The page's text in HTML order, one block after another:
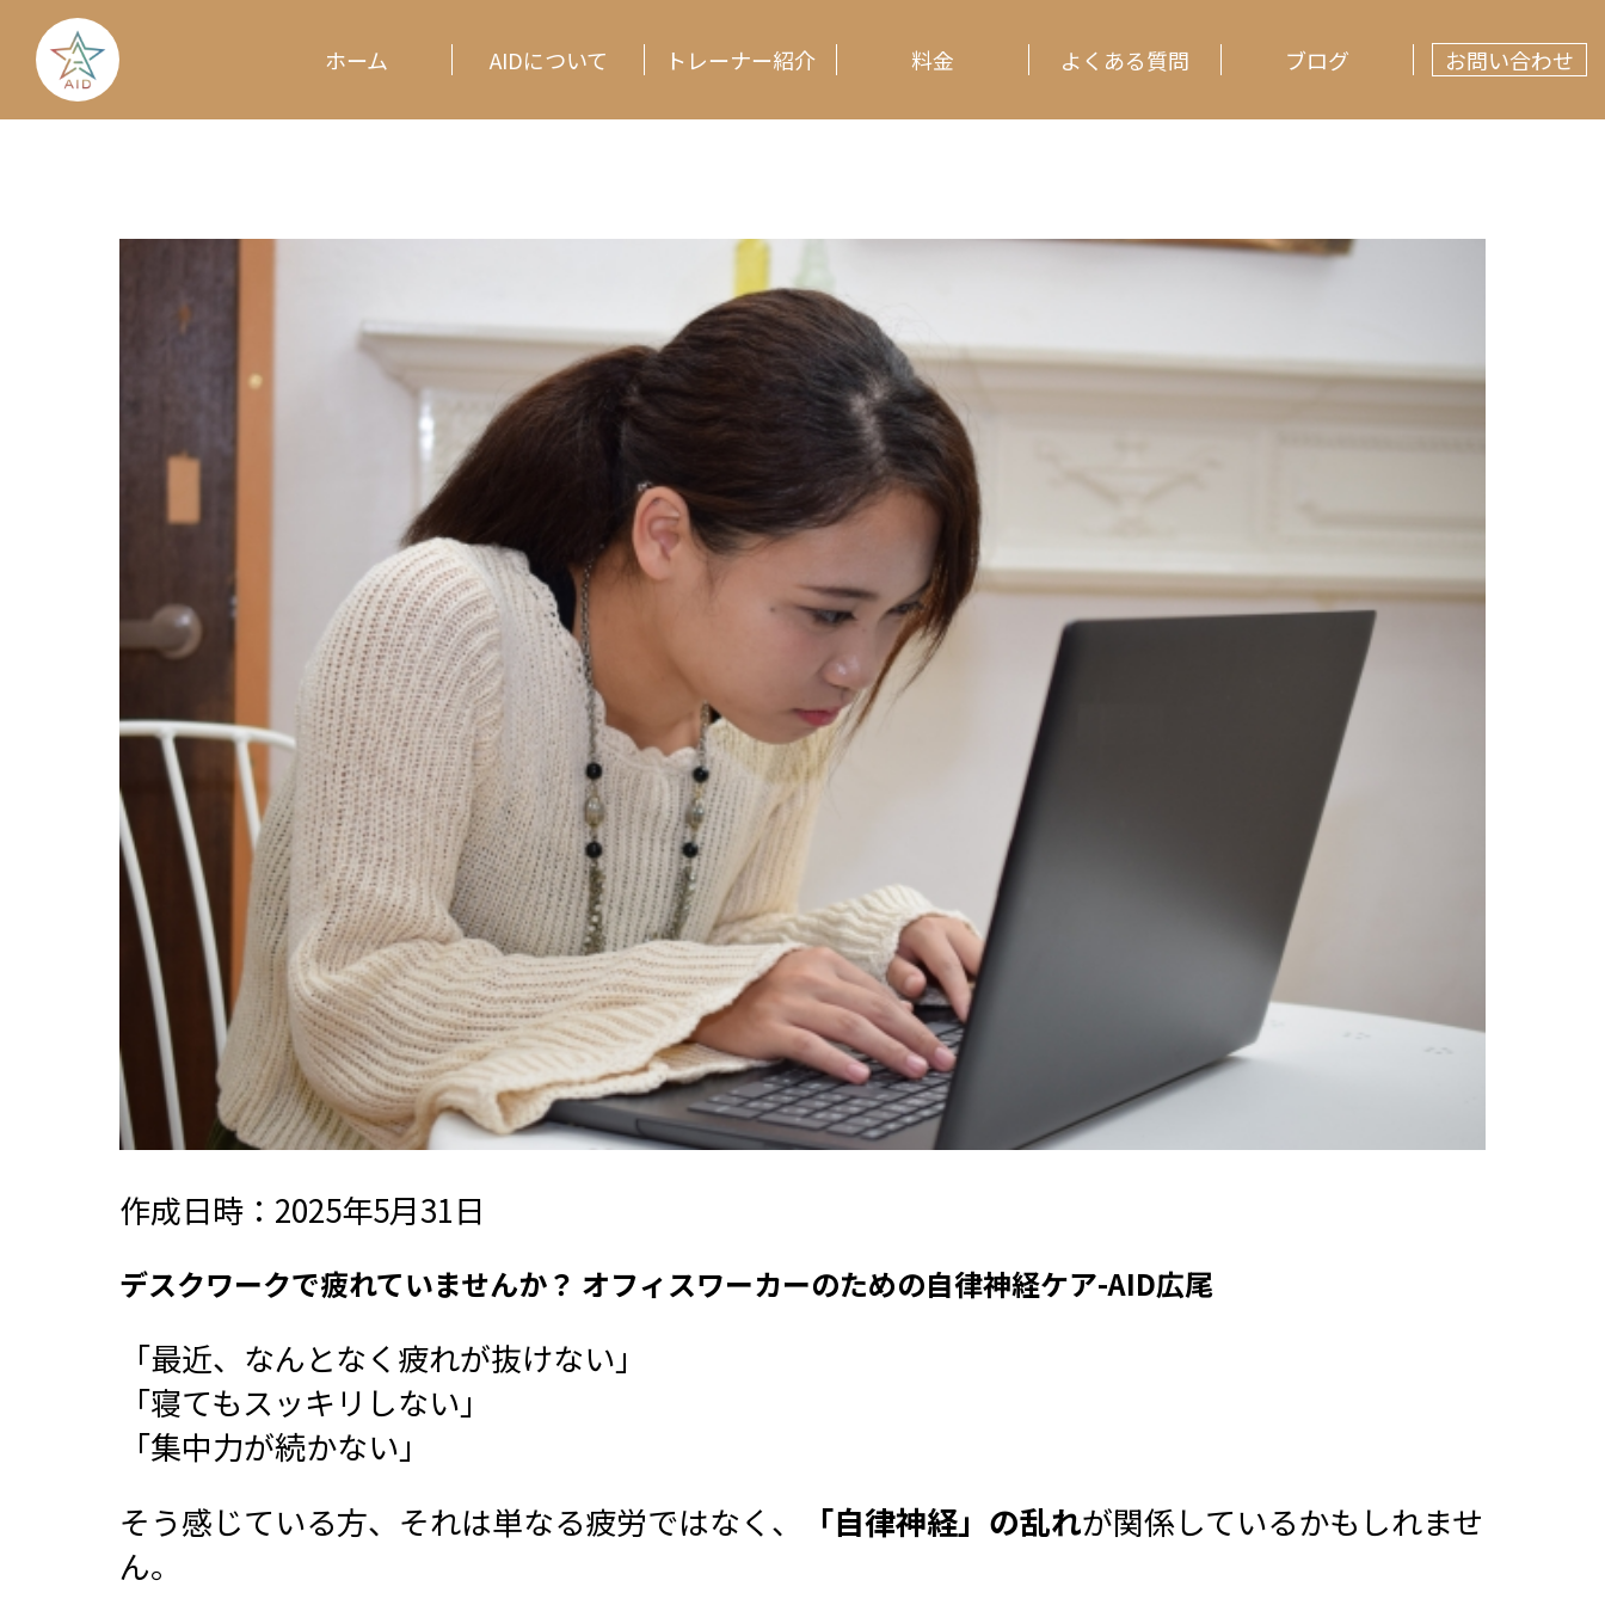
ホーム AIDについて トレーナー紹介 料金 よくある質問 ブログ お問い合わせ
作成日時：2025年5月31日
デスクワークで疲れていませんか？ オフィスワーカーのための自律神経ケア-AID広尾
「最近、なんとなく疲れが抜けない」
「寝てもスッキリしない」
「集中力が続かない」
そう感じている方、それは単なる疲労ではなく、
「自律神経」の乱れが関係しているかもしれませ
ん。